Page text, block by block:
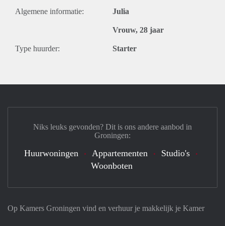
Algemene informatie: Julia
Vrouw, 28 jaar
Type huurder: Starter
Op Kamers Groningen vind en verhuur je makkelijk je Kamer
Niks leuks gevonden? Dit is ons andere aanbod in
Groningen:
Huurwoningen Appartementen
Studio's
Woonboten